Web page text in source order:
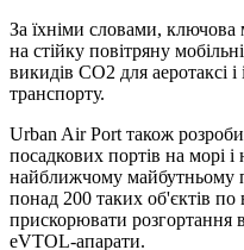
За їхніми словами,
на стійку повітряну
викидів CO2 для аеротаксі
транспорту.
Urban Air Port також
посадкових портів на морі
найближчому майбутньому
понад 200 таких об'єктів по
прискорювати розгортання
eVTOL-апарати.